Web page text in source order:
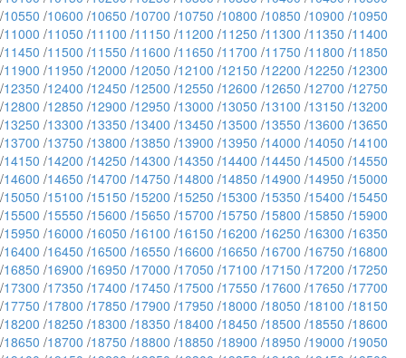
/10550 /10600 /10650 /10700 /10750 /10800 /10850 /10900 /10950
/11000 /11050 /11100 /11150 /11200 /11250 /11300 /11350 /11400
/11450 /11500 /11550 /11600 /11650 /11700 /11750 /11800 /11850
/11900 /11950 /12000 /12050 /12100 /12150 /12200 /12250 /12300
/12350 /12400 /12450 /12500 /12550 /12600 /12650 /12700 /12750
/12800 /12850 /12900 /12950 /13000 /13050 /13100 /13150 /13200
/13250 /13300 /13350 /13400 /13450 /13500 /13550 /13600 /13650
/13700 /13750 /13800 /13850 /13900 /13950 /14000 /14050 /14100
/14150 /14200 /14250 /14300 /14350 /14400 /14450 /14500 /14550
/14600 /14650 /14700 /14750 /14800 /14850 /14900 /14950 /15000
/15050 /15100 /15150 /15200 /15250 /15300 /15350 /15400 /15450
/15500 /15550 /15600 /15650 /15700 /15750 /15800 /15850 /15900
/15950 /16000 /16050 /16100 /16150 /16200 /16250 /16300 /16350
/16400 /16450 /16500 /16550 /16600 /16650 /16700 /16750 /16800
/16850 /16900 /16950 /17000 /17050 /17100 /17150 /17200 /17250
/17300 /17350 /17400 /17450 /17500 /17550 /17600 /17650 /17700
/17750 /17800 /17850 /17900 /17950 /18000 /18050 /18100 /18150
/18200 /18250 /18300 /18350 /18400 /18450 /18500 /18550 /18600
/18650 /18700 /18750 /18800 /18850 /18900 /18950 /19000 /19050